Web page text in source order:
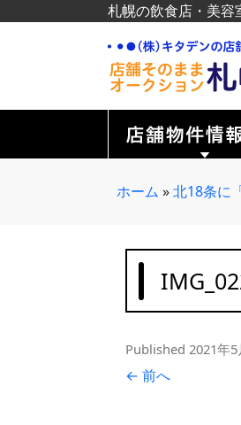
札幌の飲食店・美容
ホーム »北18条に
Published 2021年5
← 前へ